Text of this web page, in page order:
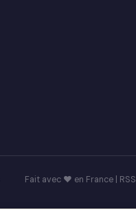
Fait avec ♥ en France | RSS